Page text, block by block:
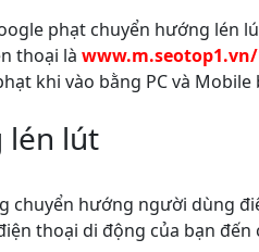
phạt chuyển hướng lén
thoại là
khi vào bằng PC và
lén lút
chuyển hướng người dùng
thoại di động của bạn đến